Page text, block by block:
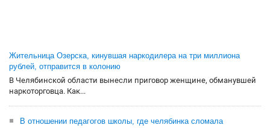
Жительница Озерска, кинувшая наркодилера на три миллиона
рублей, отправится в колонию
В Челябинской области вынесли приговор женщине, обманувшей
наркоторговца. Как...
В отношении педагогов школы, где челябинка сломала